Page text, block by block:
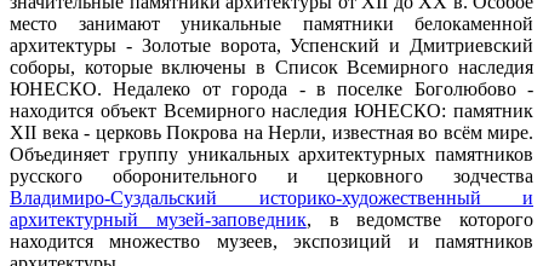
место занимают уникальные памятники белокаменной
архитектуры - Золотые ворота, Успенский и Дмитриевский
соборы, которые включены в Список Всемирного наследия
ЮНЕСКО. Недалеко от города - в поселке Боголюбово -
находится объект Всемирного наследия ЮНЕСКО: памятник
XII века - церковь Покрова на Нерли, известная во всём мире.
Объединяет группу уникальных архитектурных памятников
русского оборонительного и церковного зодчества
Владимиро-Суздальский историко-художественный и
архитектурный музей-заповедник, в ведомстве которого
находится множество музеев, экспозиций и памятников